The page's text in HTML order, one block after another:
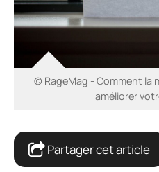
© RageMag - Comment la
améliorer
Partager cet article